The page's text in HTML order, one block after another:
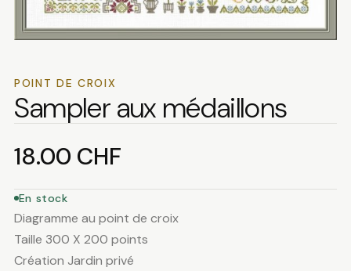
POINT DE CROIX
Sampler aux médaillons
18.00 CHF
En stock
Diagramme au point de croix
Taille 300 X 200 points
Création Jardin privé